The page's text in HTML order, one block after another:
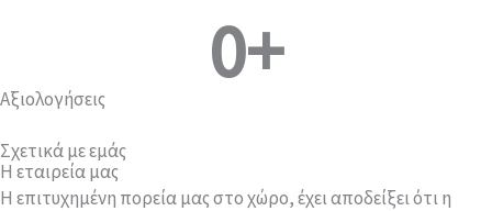
0+
Αξιολογήσεις
Σχετικά με εμάς
Η εταιρεία μας
Η επιτυχημένη πορεία μας στο χώρο, έχει αποδείξει ότι η